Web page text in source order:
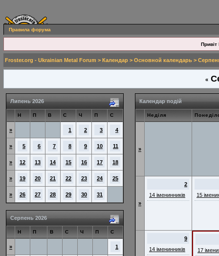
Правила форума
Привіт
Froster.org - Ukrainian Metal Forum > Календар > Основной календарь >
«
Липень 2026
Н П В С Ч П С
» 1 2 3 4
» 5 6 7 8 9 10 11
» 12 13 14 15 16 17 18
» 19 20 21 22 23 24 25
» 26 27 28 29 30 31
Серпень 2026
Н П В С Ч П С
» 1
Календар подій
Неділя
»
»
2
14 іменинників
15
9
14 іменинників
17